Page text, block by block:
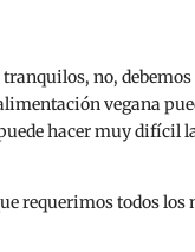
no,
vegana
hacer muy difícil
requerimos todos